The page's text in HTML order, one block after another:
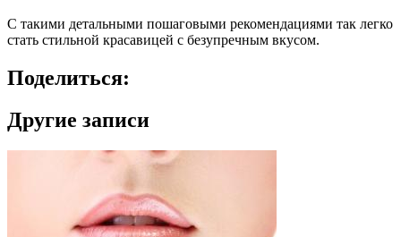
С такими детальными пошаговыми рекомендациями так легко
стать стильной красавицей с безупречным вкусом.
Поделиться:
Другие записи